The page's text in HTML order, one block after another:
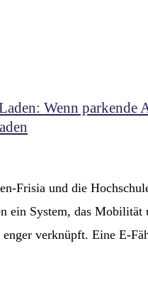
Wenn parkende
Frisia und die
ein System, das Mobilität
verknüpft. Eine E-